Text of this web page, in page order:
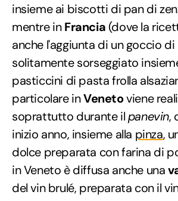
insieme ai biscotti di pan di
mentre inFrancia (dove la
anche l'aggiunta di un goccio
solitamente sorseggiato
pasticcini di pasta frolla
particolare inVenetoviene
soprattutto durante ilpanevin,
inizio anno, insieme alla pinza,
dolce preparata con farina di
in Veneto è diffusa anche una
del vin brulé, preparata con il